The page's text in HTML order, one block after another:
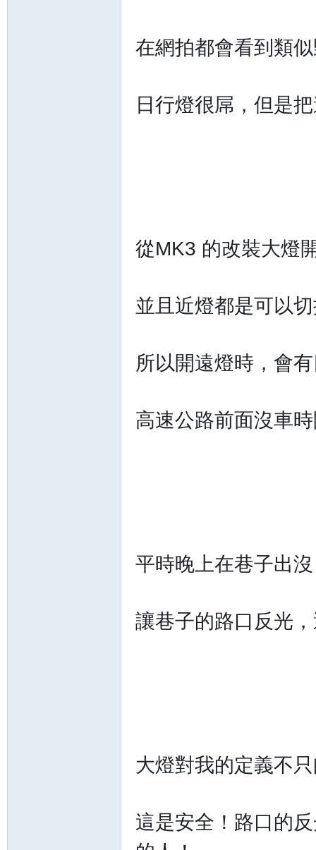
在網拍都會看到類
日行燈很屌，但是
從MK3 的改裝大燈
並且近燈都是可以
所以開遠燈時，會
高速公路前面沒車
平時晚上在巷子出
讓巷子的路口反光
大燈對我的定義不
這是安全！路口的